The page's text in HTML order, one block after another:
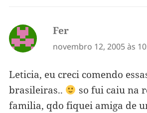
Fer
novembro 12, 2005 às
Leticia, eu creci comendo
brasileiras..
so fui caiu na
familia, qdo fiquei amiga de